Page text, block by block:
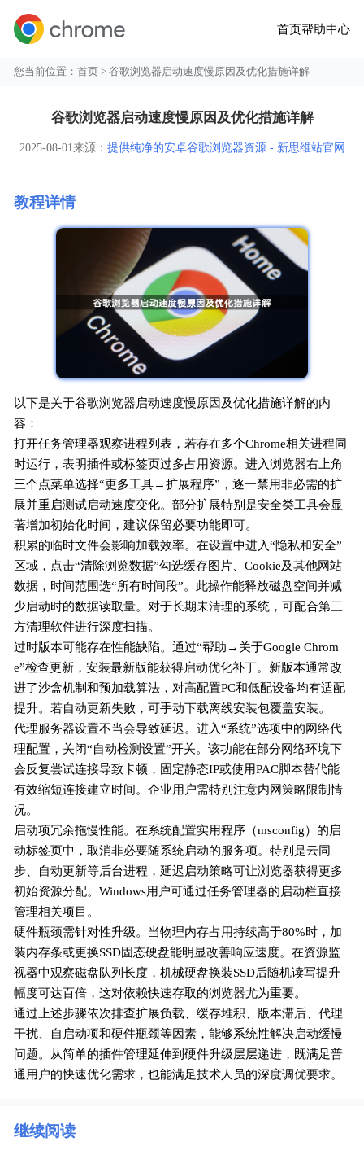
首页帮助中心
您当前位置：首页 > 谷歌浏览器启动速度慢原因及优化措施详解
谷歌浏览器启动速度慢原因及优化措施详解
2025-08-01来源： 提供纯净的安卓谷歌浏览器资源 - 新思维站官网
教程详情
以下是关于谷歌浏览器启动速度慢原因及优化措施详解的内
容：
打开任务管理器观察进程列表，若存在多个Chrome相关进程同
时运行，表明插件或标签页过多占用资源。进入浏览器右上角
三个点菜单选择“更多工具→扩展程序”，逐一禁用非必需的扩
展并重启测试启动速度变化。部分扩展特别是安全类工具会显
著增加初始化时间，建议保留必要功能即可。
积累的临时文件会影响加载效率。在设置中进入“隐私和安全”
区域，点击“清除浏览数据”勾选缓存图片、Cookie及其他网站
数据，时间范围选“所有时间段”。此操作能释放磁盘空间并减
少启动时的数据读取量。对于长期未清理的系统，可配合第三
方清理软件进行深度扫描。
过时版本可能存在性能缺陷。通过“帮助→关于Google Chrom
e”检查更新，安装最新版能获得启动优化补丁。新版本通常改
进了沙盒机制和预加载算法，对高配置PC和低配设备均有适配
提升。若自动更新失败，可手动下载离线安装包覆盖安装。
代理服务器设置不当会导致延迟。进入“系统”选项中的网络代
理配置，关闭“自动检测设置”开关。该功能在部分网络环境下
会反复尝试连接导致卡顿，固定静态IP或使用PAC脚本替代能
有效缩短连接建立时间。企业用户需特别注意内网策略限制情
况。
启动项冗余拖慢性能。在系统配置实用程序（msconfig）的启
动标签页中，取消非必要随系统启动的服务项。特别是云同
步、自动更新等后台进程，延迟启动策略可让浏览器获得更多
初始资源分配。Windows用户可通过任务管理器的启动栏直接
管理相关项目。
硬件瓶颈需针对性升级。当物理内存占用持续高于80%时，加
装内存条或更换SSD固态硬盘能明显改善响应速度。在资源监
视器中观察磁盘队列长度，机械硬盘换装SSD后随机读写提升
幅度可达百倍，这对依赖快速存取的浏览器尤为重要。
通过上述步骤依次排查扩展负载、缓存堆积、版本滞后、代理
干扰、自启动项和硬件瓶颈等因素，能够系统性解决启动缓慢
问题。从简单的插件管理延伸到硬件升级层层递进，既满足普
通用户的快速优化需求，也能满足技术人员的深度调优要求。
继续阅读